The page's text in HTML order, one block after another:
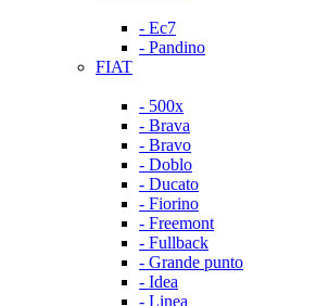
- Ec7
- Pandino
FIAT
- 500x
- Brava
- Bravo
- Doblo
- Ducato
- Fiorino
- Freemont
- Fullback
- Grande punto
- Idea
- Linea